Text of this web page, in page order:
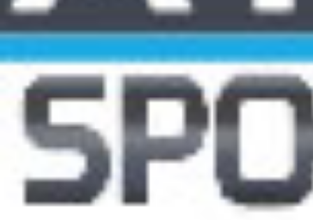
Aquathlon XS Relais
Partager
Erratum
Donner votre avis
Aperçu
Résultats
Statistiques
Catégories